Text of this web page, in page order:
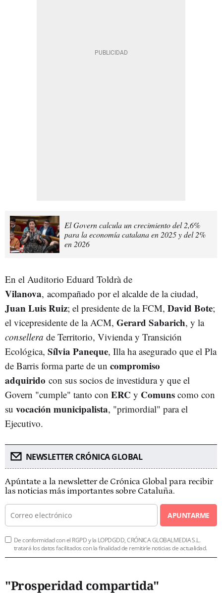
El Govern calcula un crecimiento del 2,6%
para la economía catalana en 2025 y del 2%
en 2026
En el Auditorio Eduard Toldrà de
Vilanova, acompañado por el alcalde de la ciudad,
Juan Luis Ruiz; el presidente de la FCM, David Bote;
el vicepresidente de la ACM, Gerard Sabarich, y la
consellera de Territorio, Vivienda y Transición
Ecológica, Sílvia Paneque, Illa ha asegurado que el Pla
de Barris forma parte de un compromiso
adquirido con sus socios de investidura y que el
Govern "cumple" tanto con ERC y Comuns como con
su vocación municipalista, "primordial" para el
Ejecutivo.
NEWSLETTER CRÓNICA GLOBAL
Apúntate a la newsletter de Crónica Global para recibir
las noticias más importantes sobre Cataluña.
APUNTARME
De conformidad con el RGPD y la LOPDGDD, CRÓNICA GLOBALMEDIA S.L.
tratará los datos facilitados con la finalidad de remitirle noticias de actualidad.
"Prosperidad compartida"